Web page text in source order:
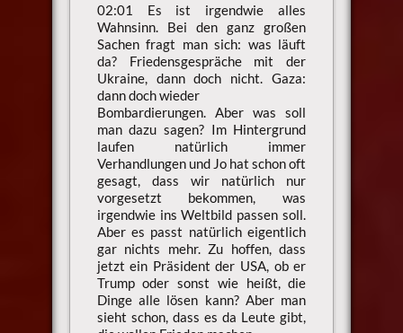
02:01 Es ist irgendwie alles
Wahnsinn. Bei den ganz großen
Sachen fragt man sich: was läuft
da? Friedensgespräche mit der
Ukraine, dann doch nicht. Gaza:
dann doch wieder
Bombardierungen. Aber was soll
man dazu sagen? Im Hintergrund
laufen natürlich immer
Verhandlungen und Jo hat schon oft
gesagt, dass wir natürlich nur
vorgesetzt bekommen, was
irgendwie ins Weltbild passen soll.
Aber es passt natürlich eigentlich
gar nichts mehr. Zu hoffen, dass
jetzt ein Präsident der USA, ob er
Trump oder sonst wie heißt, die
Dinge alle lösen kann? Aber man
sieht schon, dass es da Leute gibt,